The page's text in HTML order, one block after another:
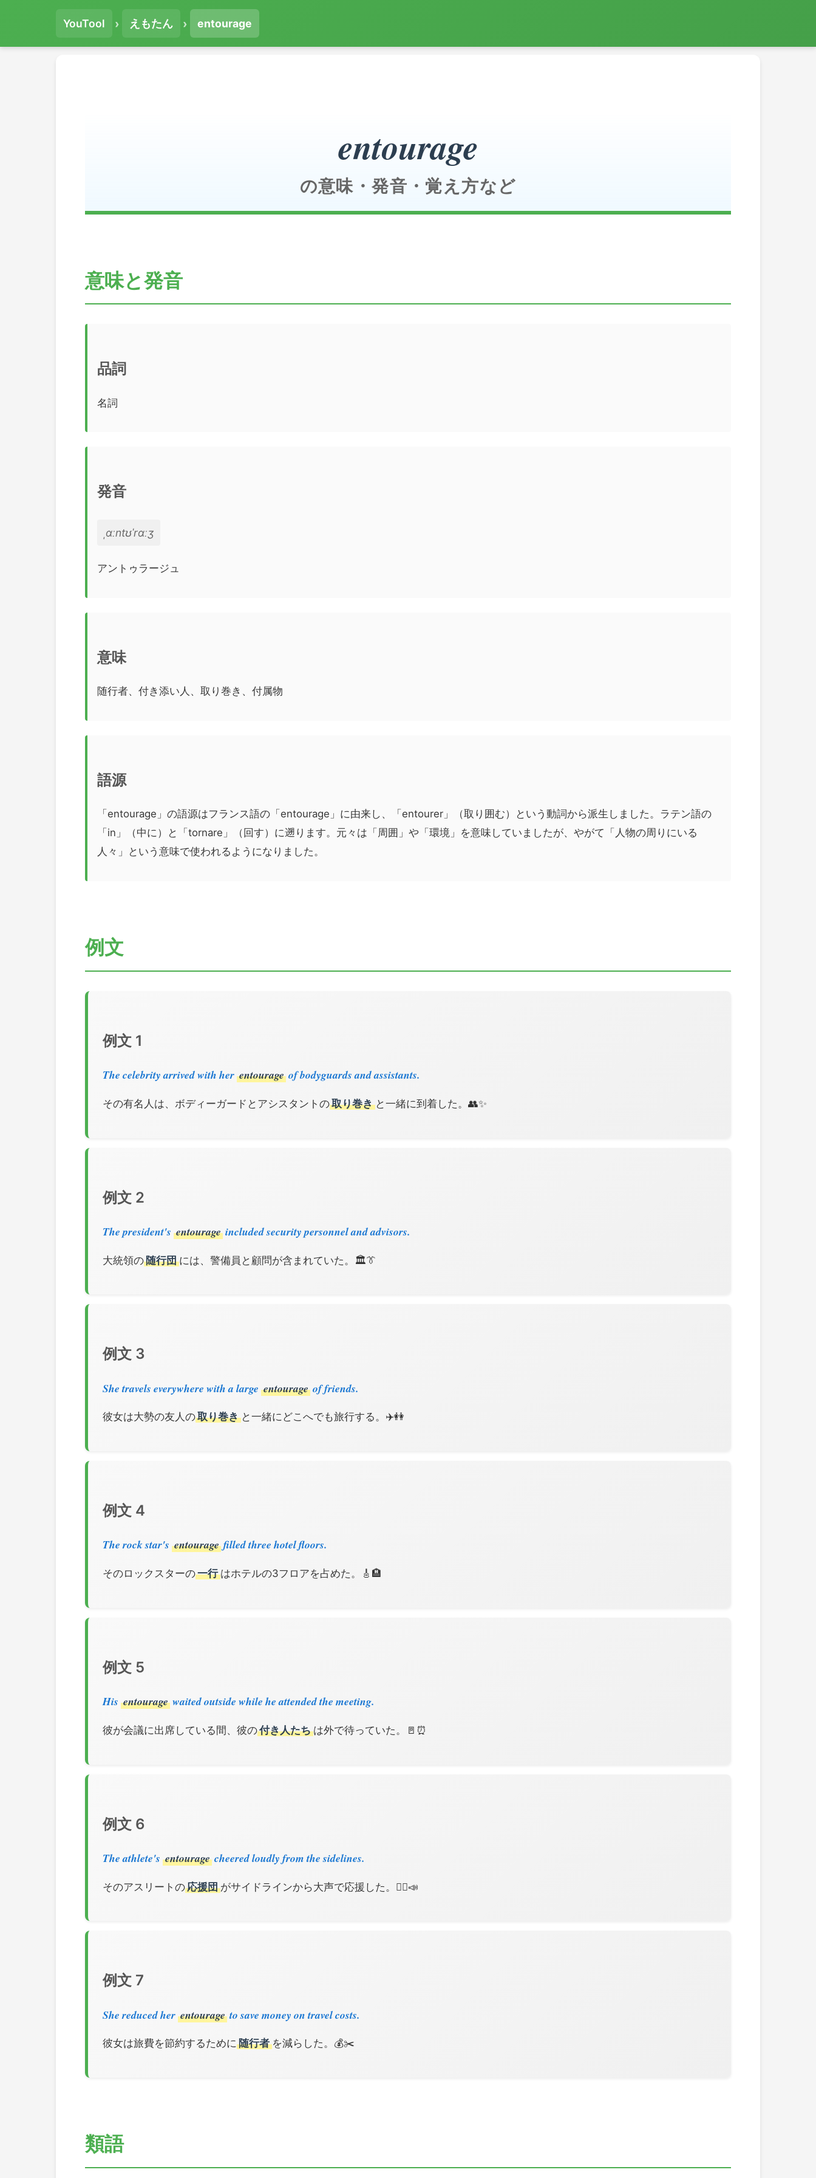
YouTool › えもたん › entourage
entourage
の意味・発音・覚え方など
意味と発音
品詞
名詞
発音
ˌɑːntʊˈrɑːʒ
アントゥラージュ
意味
随行者、付き添い人、取り巻き、付属物
語源
「entourage」の語源はフランス語の「entourage」に由来し、「entourer」（取り囲む）という動詞から派生しました。ラテン語の
「in」（中に）と「tornare」（回す）に遡ります。元々は「周囲」や「環境」を意味していましたが、やがて「人物の周りにいる
人々」という意味で使われるようになりました。
例文
例文 1
The celebrity arrived with her entourage of bodyguards and assistants.
その有名人は、ボディーガードとアシスタントの取り巻きと一緒に到着した。👥✨
例文 2
The president's entourage included security personnel and advisors.
大統領の随行団には、警備員と顧問が含まれていた。🏛️👔
例文 3
She travels everywhere with a large entourage of friends.
彼女は大勢の友人の取り巻きと一緒にどこへでも旅行する。✈️👭
例文 4
The rock star's entourage filled three hotel floors.
そのロックスターの一行はホテルの3フロアを占めた。🎸🏨
例文 5
His entourage waited outside while he attended the meeting.
彼が会議に出席している間、彼の付き人たちは外で待っていた。🚪⏰
例文 6
The athlete's entourage cheered loudly from the sidelines.
そのアスリートの応援団がサイドラインから大声で応援した。🏃‍♂️📣
例文 7
She reduced her entourage to save money on travel costs.
彼女は旅費を節約するために 随行者を減らした。💰✂️
類語